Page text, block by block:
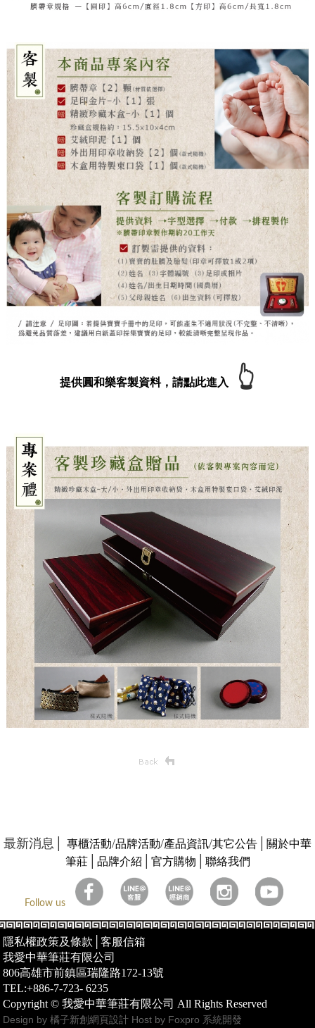
提供圓和樂客製資料，請點此進入 👆
最新消息│ 專櫃活動/品牌活動/產品資訊/其它公告
關於中華
筆莊│ 品牌介紹 官方購物 聯絡我們
Follow us
隱私權政策及條款 │客服信箱
我愛中華筆莊有限公司
806高雄市前鎮區瑞隆路172-13號
TEL:+886-7-723- 6235
Copyright © 我愛中華筆莊有限公司 All Rights Reserved
Design by 橘子新創網頁設計 Host by Foxpro 系統開發